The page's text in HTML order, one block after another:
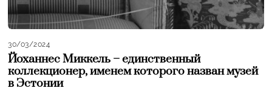
30/03/2024
Йоханнес Миккель – единственный
коллекционер, именем которого назван музей
в Эстонии